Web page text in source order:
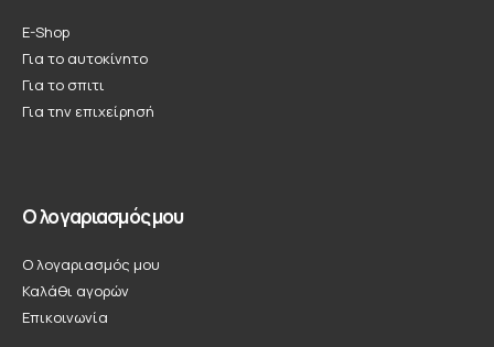
E-Shop
Για το αυτοκίνητο
Για το σπιτι
Για την επιχείρησή
Ο λογαριασμός μου
Ο λογαριασμός μου
Καλάθι αγορών
Επικοινωνία